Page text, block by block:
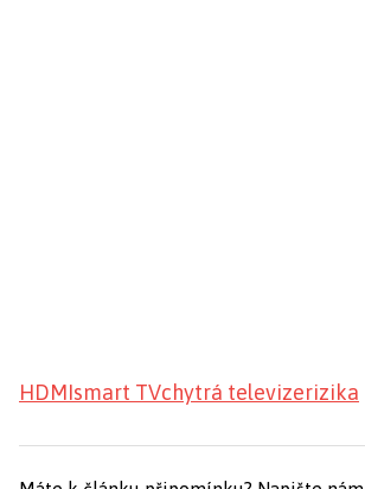
HDMIsmart TVchytrá televizerizika